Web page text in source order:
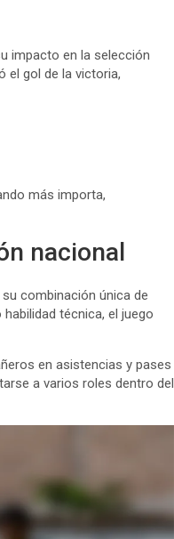
impacto en la selección
el gol de la victoria,
más importa,
nacional
combinación única de
técnica, el juego
en asistencias y pases
a varios roles dentro del